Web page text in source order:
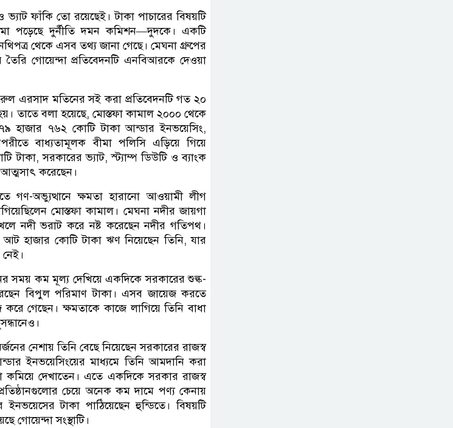
ফাঁকি তো রয়েছেই। টাকা পাচারের বিষয়টি
পড়েছে দুর্নীতি দমন কমিশন—দুদকে। একটি
থেকে এসব তথ্য জানা গেছে। মেঘনা গ্রুপের
গোয়েন্দা প্রতিবেদনটি এনবিআরকে দেওয়া
এরসাদ মতিনের সই করা প্রতিবেদনটি গত ২০
তাতে বলা হয়েছে, মোস্তফা কামাল ২০০০ থেকে
হাজার ৭৬২ কোটি টাকা আন্ডার ইনভয়েসিং,
বাধ্যতামূলক বীমা পলিসি এড়িয়ে গিয়ে
টাকা, সরকারের ভ্যাট, স্ট্যাম্প ডিউটি ও ব্যাংক
করেছেন।
গণ-অভ্যুত্থানে ক্ষমতা হারানো আওয়ামী লীগ
মোস্তফা কামাল। মেঘনা নদীর জায়গা
নদী ভরাট করে নষ্ট করেছেন নদীর গতিপথ।
আট হাজার কোটি টাকা ঋণ নিয়েছেন তিনি, যার
সময় কম মূল্য দেখিয়ে একদিকে সরকারের শুল্ক-
বিপুল পরিমাণ টাকা। এসব জায়েজ করতে
গেছেন। ক্ষমতাকে কাজে লাগিয়ে তিনি বাধা
নেশায় তিনি বেছে নিয়েছেন সরকারের রাজস্ব
ইনভয়েসিংয়ের মাধ্যমে তিনি আমদানি করা
কমিয়ে দেখাতেন। এতে একদিকে সরকার রাজস্ব
চেয়ে অনেক কম দামে পণ্য কেনায়
টাকা পাঠিয়েছেন হুন্ডিতে। বিষয়টি
গোয়েন্দা সংস্থাটি।